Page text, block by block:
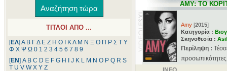
ΤΙΤΛΟΙ ΑΠΟ ...
[ΕΛ] Α Β ΓΔ Ε Ζ Η Θ ΚΛ Μ Ν Ξ Ο Π Ρ Σ Τ Υ
Φ Χ Ψ Ω 0 1 2 3 4 5 6 7 8 9
[ΕΝ] A B C D E F G H J K L M N O P Q R S
T U V W X Y Z
AMY: ΤΟ
Amy [2015]
Κατηγορία :
Σκηνοθεσία :
Περίληψη :